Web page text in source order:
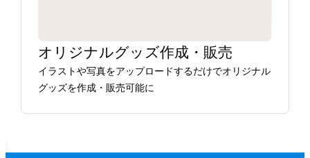
オリジナルグッズ作成・販売
イラストや写真をアップロードするだけでオリジナル
グッズを作成・販売可能に